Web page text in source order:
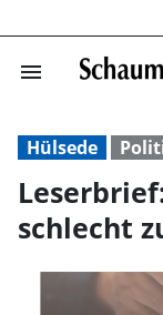
menu
Hülsede
schlecht